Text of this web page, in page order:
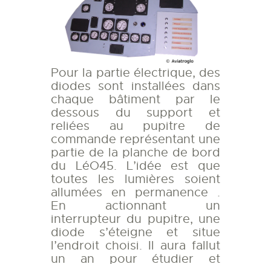
Pour la partie électrique, des
diodes sont installées dans
chaque bâtiment par le
dessous du support et
reliées au pupitre de
commande représentant une
partie de la planche de bord
du LéO45. L’idée est que
toutes les lumières soient
allumées en permanence .
En actionnant un
interrupteur du pupitre, une
diode s’éteigne et situe
l’endroit choisi. Il aura fallut
un an pour étudier et